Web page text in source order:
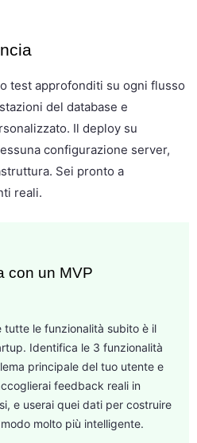
test approfonditi su ogni flusso
del database e
Il deploy su
configurazione server,
Sei pronto a
reali.
con un MVP
tutte le funzionalità subito è il
Identifica le 3 funzionalità
principale del tuo utente e
feedback reali in
e userai quei dati per costruire
molto più intelligente.